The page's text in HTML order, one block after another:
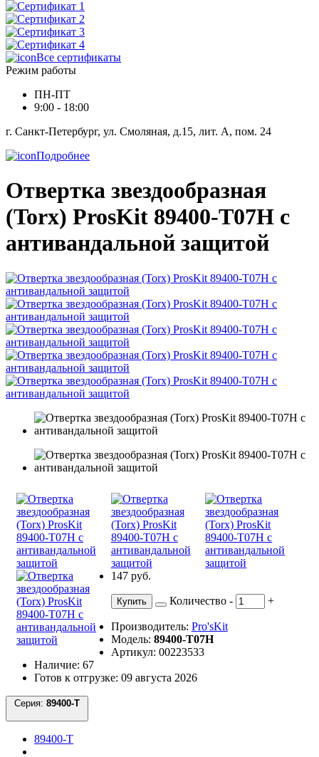
Все сертификаты
Режим работы
ПН-ПТ
9:00 - 18:00
г. Санкт-Петербург, ул. Смоляная, д.15, лит. А, пом. 24
Подробнее
Отвертка звездообразная
(Torx) ProsKit 89400-T07H с
антивандальной защитой
147 руб.
Купить Количество - +
Производитель: Pro'sKit
Модель: 89400-T07H
Артикул: 00223533
Наличие: 67
Готов к отгрузке: 09 августа 2026
Серия:
89400-T